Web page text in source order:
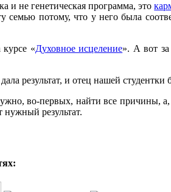
и не генетическая программа, это
потому, что у него была
«Духовное исцеление». А вот за
результат, и отец нашей студентки
во-первых, найти все причины, а,
нужный результат.